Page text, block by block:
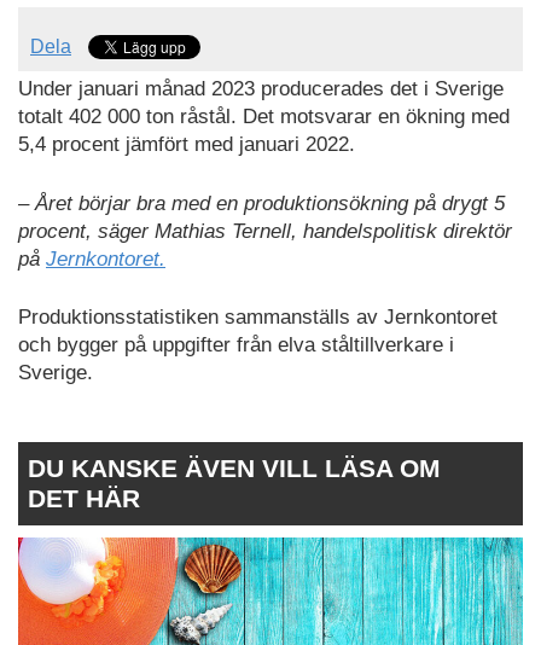
Dela
Under januari månad 2023 producerades det i Sverige
totalt 402 000 ton råstål. Det motsvarar en ökning med
5,4 procent jämfört med januari 2022.
– Året börjar bra med en produktionsökning på drygt 5
procent, säger Mathias Ternell, handelspolitisk direktör
på Jernkontoret.
Produktionsstatistiken sammanställs av Jernkontoret
och bygger på uppgifter från elva ståltillverkare i
Sverige.
DU KANSKE ÄVEN VILL LÄSA OM
DET HÄR